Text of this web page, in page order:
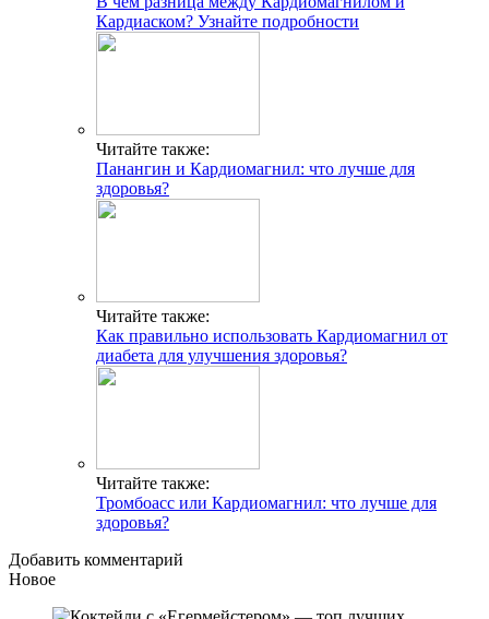
Кардиаском? Узнайте подробности
Читайте также:
Панангин и Кардиомагнил: что лучше для
здоровья?
Читайте также:
Как правильно использовать Кардиомагнил от
диабета для улучшения здоровья?
Читайте также:
Тромбоасс или Кардиомагнил: что лучше для
здоровья?
Добавить комментарий
Новое